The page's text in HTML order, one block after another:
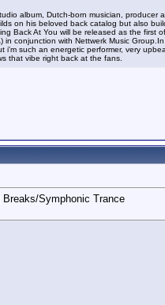
album, Dutch-born musician, producer
on his beloved back catalog but also
Back At You will be released as the first
in conjunction with Nettwerk Music
i'm such an energetic performer, very
that vibe right back at the fans.
Breaks/Symphonic Trance